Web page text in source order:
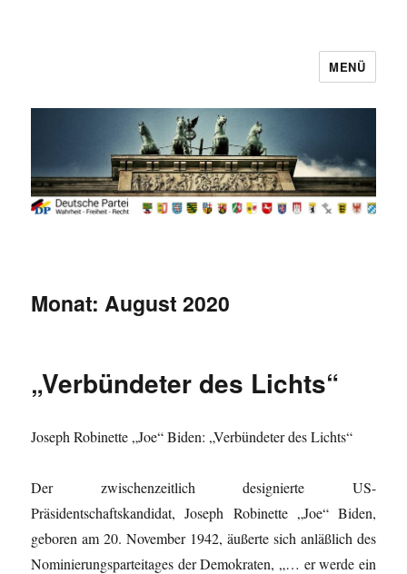
MENÜ
Monat:August 2020
„Verbündeter des Lichts“
Joseph Robinette „Joe“ Biden: „Verbündeter des Lichts“
Der zwischenzeitlich designierte US-
Präsidentschaftskandidat, Joseph Robinette „Joe“ Biden,
geboren am 20. November 1942, äußerte sich anläßlich des
Nominierungsparteitages der Demokraten, „… er werde ein